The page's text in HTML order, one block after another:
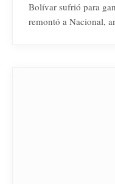
Bolívar sufrió para
remontó a Nacional,